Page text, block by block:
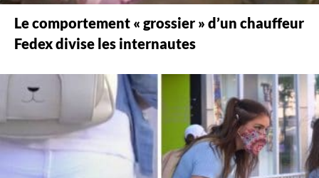
Le comportement « grossier » d’un chauffeur
Fedex divise les internautes